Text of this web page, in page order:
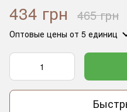
434 грн 465 грн
Оптовые цены от 5 единиц